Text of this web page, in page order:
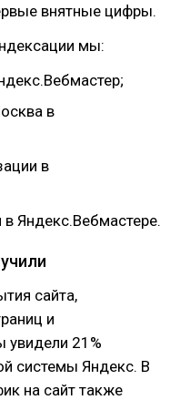
внятные цифры.
мы:
в
в
Яндекс.Вебмастере.
сайта,
и
увидели 21%
системы Яндекс. В
на сайт также